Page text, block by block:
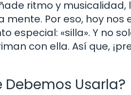
ritmo y
Por eso, hoy
especial: «silla». Y no
con ella. Así que,
Debemos Usarla?